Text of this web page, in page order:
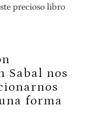
precioso libro